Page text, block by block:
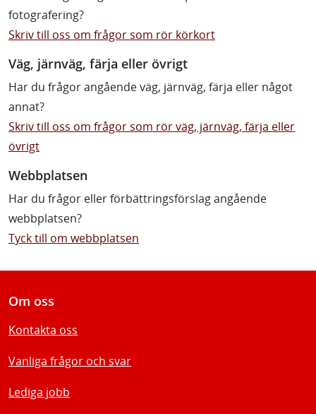
fotografering?
Skriv till oss om frågor som rör körkort
Väg, järnväg, färja eller övrigt
Har du frågor angående väg, järnväg, färja eller något
annat?
Skriv till oss om frågor som rör väg, järnväg, färja eller
övrigt
Webbplatsen
Har du frågor eller förbättringsförslag angående
webbplatsen?
Tyck till om webbplatsen
Om oss
Kontakta oss
Vanliga frågor och svar
Lediga jobb